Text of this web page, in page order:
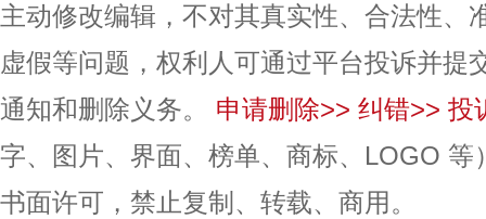
主动修改编辑，不对其真实性、合法性、
虚假等问题，权利人可通过平台投诉并提
通知和删除义务。
申请删除>> 纠错>> 投
字、图片、界面、榜单、商标、LOGO
书面许可，禁止复制、转载、商用。